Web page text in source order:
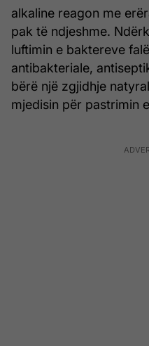
alkaline reagon me
pak të ndjeshme.
luftimin e baktereve
antibakteriale,
bërë një zgjidhje
mjedisin për pastrimin